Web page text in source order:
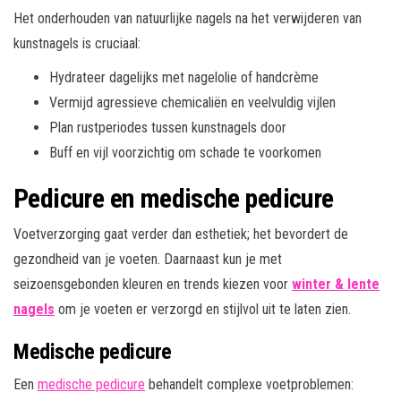
Het onderhouden van natuurlijke nagels na het verwijderen van
kunstnagels is cruciaal:
Hydrateer dagelijks met nagelolie of handcrème
Vermijd agressieve chemicaliën en veelvuldig vijlen
Plan rustperiodes tussen kunstnagels door
Buff en vijl voorzichtig om schade te voorkomen
Pedicure en medische pedicure
Voetverzorging gaat verder dan esthetiek; het bevordert de
gezondheid van je voeten. Daarnaast kun je met
seizoensgebonden kleuren en trends kiezen voor winter & lente
nagels om je voeten er verzorgd en stijlvol uit te laten zien.
Medische pedicure
Een medische pedicure behandelt complexe voetproblemen: